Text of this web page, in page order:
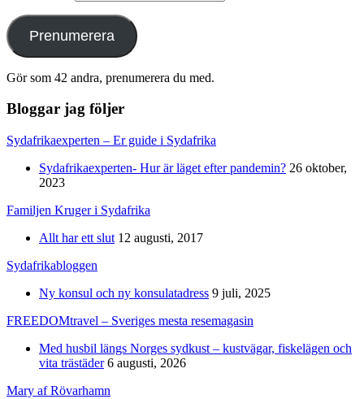
Prenumerera
Gör som 42 andra, prenumerera du med.
Bloggar jag följer
Sydafrikaexperten – Er guide i Sydafrika
Sydafrikaexperten- Hur är läget efter pandemin? 26 oktober,
2023
Familjen Kruger i Sydafrika
Allt har ett slut 12 augusti, 2017
Sydafrikabloggen
Ny konsul och ny konsulatadress 9 juli, 2025
FREEDOMtravel – Sveriges mesta resemagasin
Med husbil längs Norges sydkust – kustvägar, fiskelägen och
vita trästäder 6 augusti, 2026
Mary af Rövarhamn